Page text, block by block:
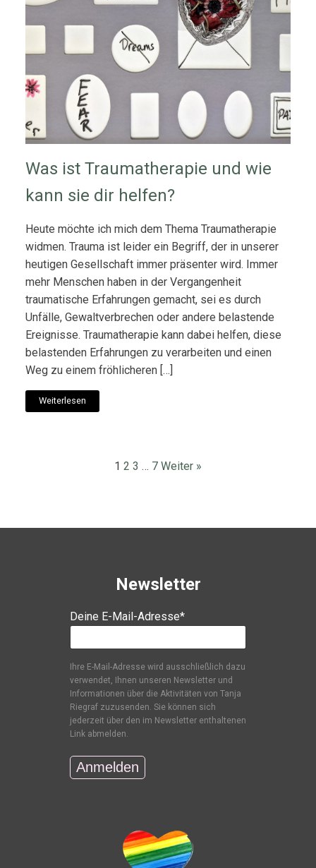
Was ist Traumatherapie und wie
kann sie dir helfen?
Heute möchte ich mich dem Thema Traumatherapie
widmen. Trauma ist leider ein Begriff, der in unserer
heutigen Gesellschaft immer präsenter wird. Immer
mehr Menschen haben in der Vergangenheit
traumatische Erfahrungen gemacht, sei es durch
Unfälle, Gewaltverbrechen oder andere belastende
Ereignisse. Traumatherapie kann dabei helfen, diese
belastenden Erfahrungen zu verarbeiten und einen
Weg zu einem fröhlicheren […]
Weiterlesen
1 2 3 … 7 Weiter »
Newsletter
Deine E-Mail-Adresse*
Ihre E-Mail-Adresse wird ausschließlich dazu
verwendet, Ihnen unseren Newsletter und
Informationen über die Aktivitäten von Tanja
Riegraf zuzusenden. Sie können sich
jederzeit über den im Newsletter enthaltenen
Link abmelden.